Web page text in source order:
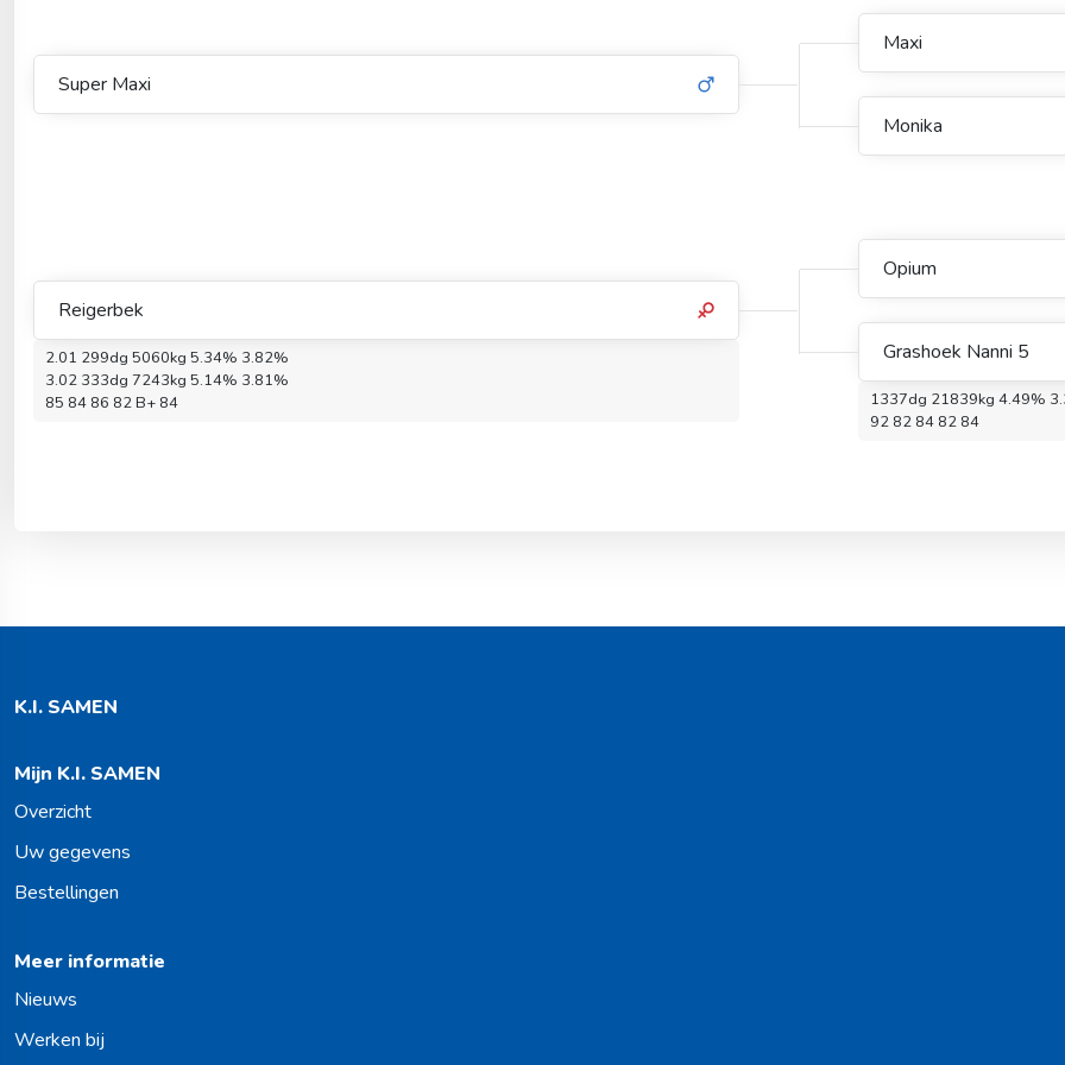
Super Maxi
Maxi
Monika
Reigerbek
2.01 299dg 5060kg 5.34% 3.82%
3.02 333dg 7243kg 5.14% 3.81%
85 84 86 82 B+ 84
Opium
Grashoek Nanni 5
1337dg 21839kg 4.49%
92 82 84 82 84
K.I. SAMEN
Mijn K.I. SAMEN
Overzicht
Uw gegevens
Bestellingen
Meer informatie
Nieuws
Werken bij